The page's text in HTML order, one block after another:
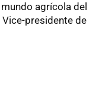
agrícola del
presidente de